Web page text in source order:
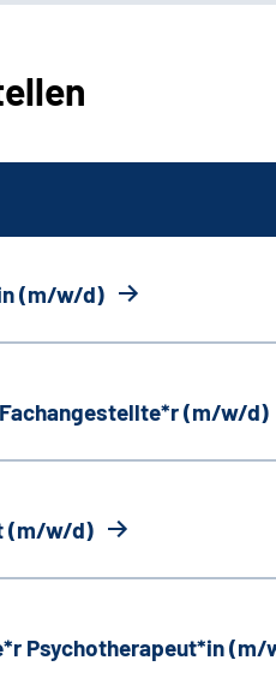
(m/w/d)
(m/w/d)
(m/w/d)
Psychotherapeut*in